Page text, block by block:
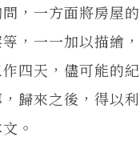
，一方面將房屋
，一一加以描繪
四天，儘可能的
歸來之後，得以
。